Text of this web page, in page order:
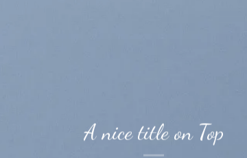
A nice title on Top